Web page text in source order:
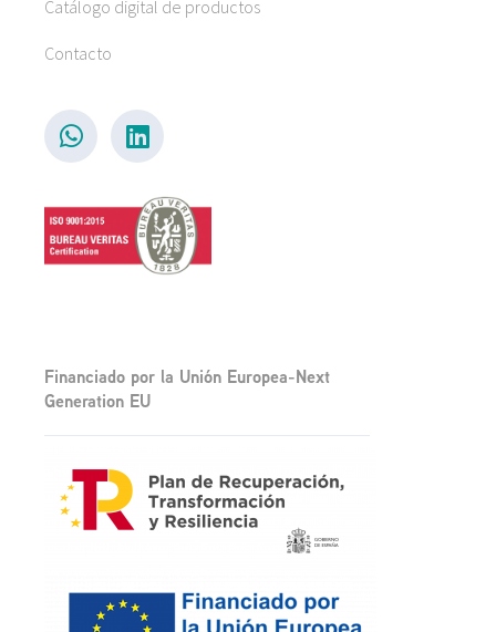
Catálogo digital de productos
Contacto
Financiado por la Unión Europea-Next
Generation EU